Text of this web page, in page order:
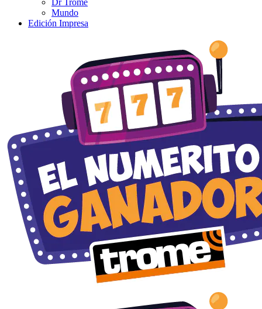
Dr Trome
Mundo
Edición Impresa